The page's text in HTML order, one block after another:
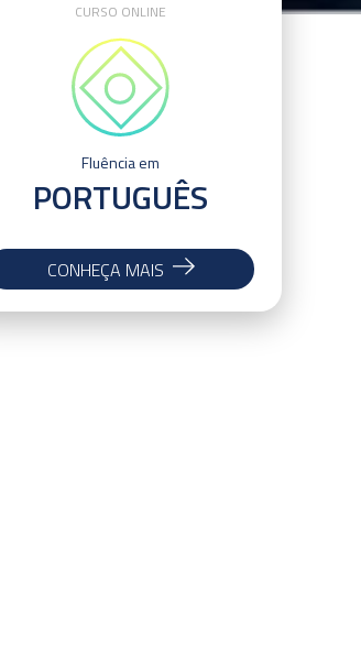
CURSO ONLINE
Fluência em
PORTUGUÊS
CONHEÇA MAIS